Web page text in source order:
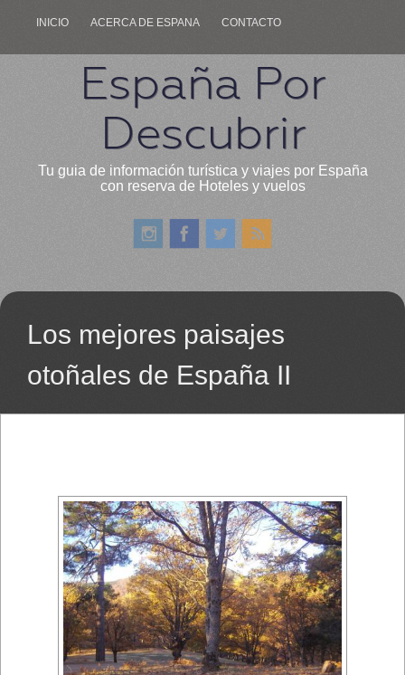
INICIO ACERCA DE ESPANA CONTACTO
España Por
Descubrir
Tu guia de información turística y viajes por España
con reserva de Hoteles y vuelos
Los mejores paisajes
otoñales de España II